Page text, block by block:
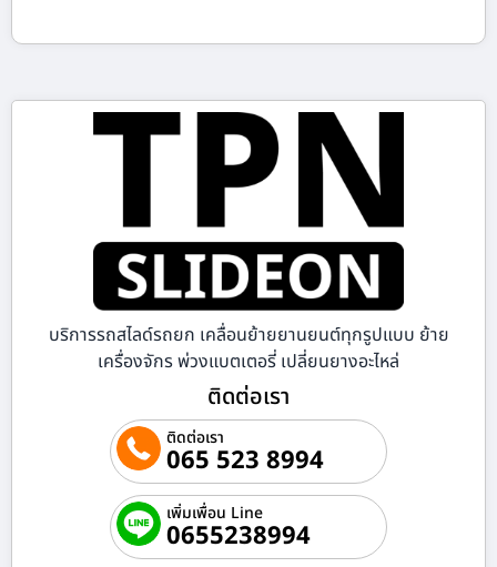
บริการรถสไลด์รถยก เคลื่อนย้ายยานยนต์ทุกรูปแบบ ย้าย
เครื่องจักร พ่วงแบตเตอรี่ เปลี่ยนยางอะไหล่
ติดต่อเรา
ติดต่อเรา
065 523 8994
เพิ่มเพื่อน Line
0655238994